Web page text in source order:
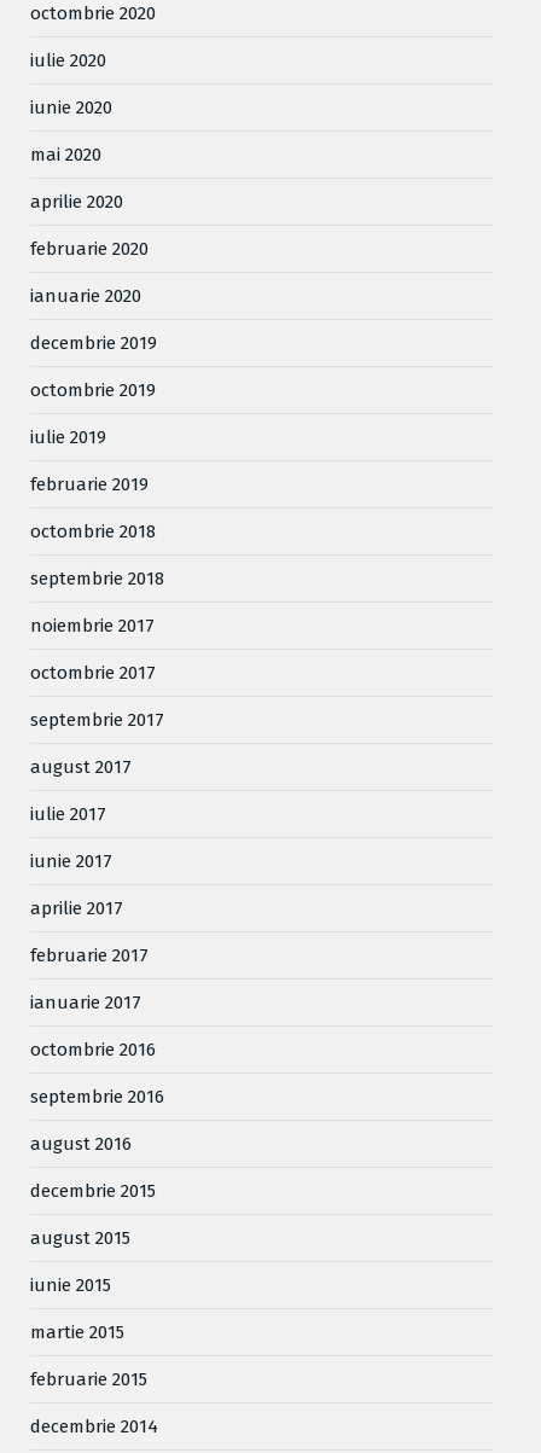
octombrie 2020
iulie 2020
iunie 2020
mai 2020
aprilie 2020
februarie 2020
ianuarie 2020
decembrie 2019
octombrie 2019
iulie 2019
februarie 2019
octombrie 2018
septembrie 2018
noiembrie 2017
octombrie 2017
septembrie 2017
august 2017
iulie 2017
iunie 2017
aprilie 2017
februarie 2017
ianuarie 2017
octombrie 2016
septembrie 2016
august 2016
decembrie 2015
august 2015
iunie 2015
martie 2015
februarie 2015
decembrie 2014